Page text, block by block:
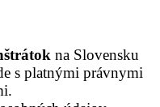
na Slovensku
s platnými právnymi